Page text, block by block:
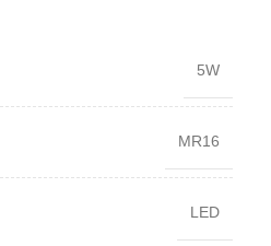
5W
MR16
LED